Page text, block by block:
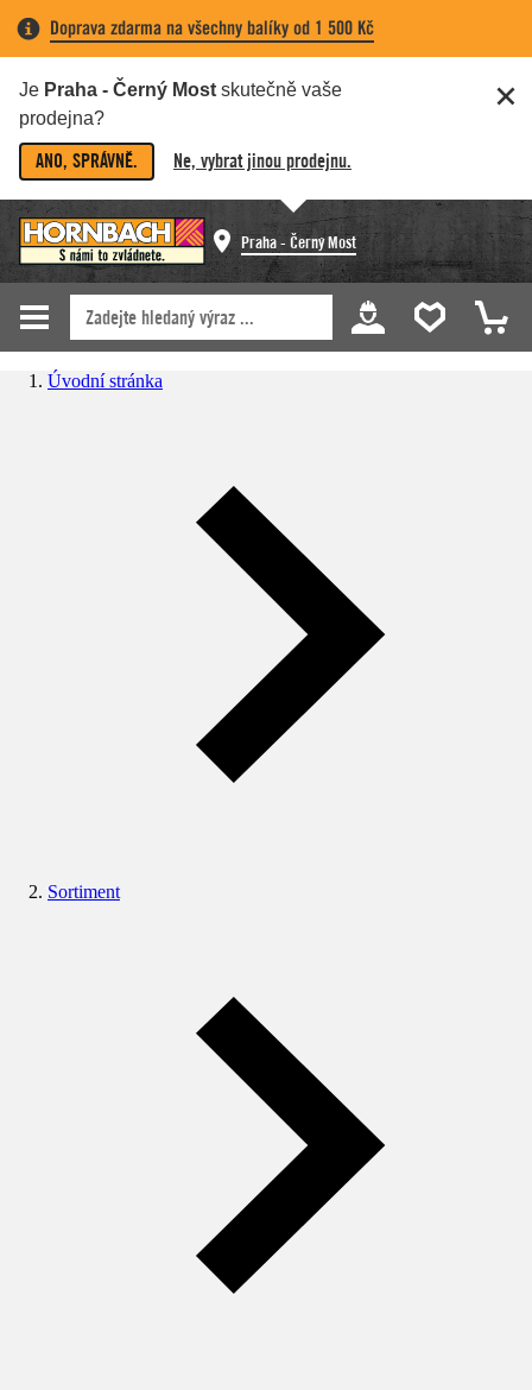
Doprava zdarma na všechny balíky od 1 500 Kč
Je Praha - Černý Most skutečně vaše
prodejna?
ANO, SPRÁVNĚ. Ne, vybrat jinou prodejnu.
Praha - Černý Most
Úvodní stránka
Sortiment